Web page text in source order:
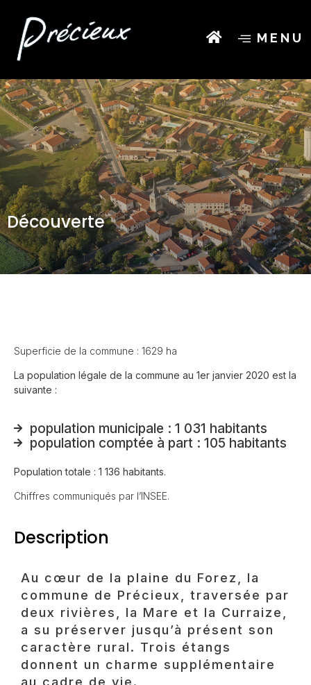
MENU
Découverte
Superficie de la commune : 1629 ha
La population légale de la commune au 1er janvier 2020 est la
suivante :
population municipale : 1 031 habitants
population comptée à part : 105 habitants
Population totale : 1 136 habitants.
Chiffres communiqués par l’INSEE.
Description
Au cœur de la plaine du Forez, la
commune de Précieux, traversée par
deux rivières, la Mare et la Curraize,
a su préserver jusqu’à présent son
caractère rural. Trois étangs
donnent un charme supplémentaire